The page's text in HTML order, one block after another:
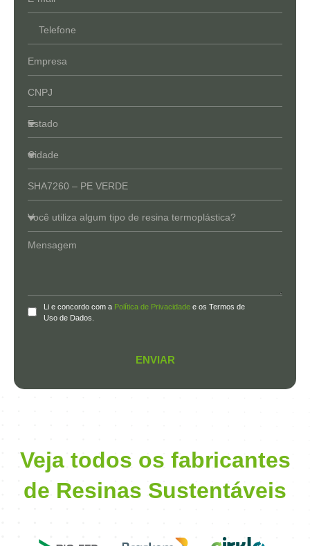
Li e concordo com a Política de Privacidade e os Termos de
Uso de Dados.
ENVIAR
Veja todos os fabricantes
de Resinas Sustentáveis